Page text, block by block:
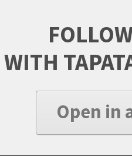
WITH
Open in